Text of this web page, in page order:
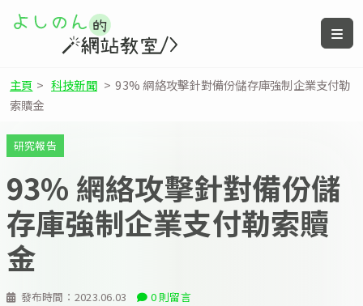
主頁 > 科技新聞 > 93% 網絡攻擊針對備份儲存庫強制企業支付勒
索贖金
發布時間： 2023.06.03 0 則留言
研究報告
93% 網絡攻擊針對備份儲
存庫強制企業支付勒索贖
金